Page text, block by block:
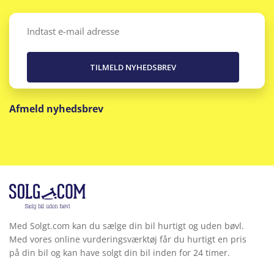
Email
Afmeld nyhedsbrev
Med Solgt.com kan du sælge din bil hurtigt og uden bøvl.
Med vores online vurderingsværktøj får du hurtigt en pris
på din bil og kan have solgt din bil inden for 24 timer.